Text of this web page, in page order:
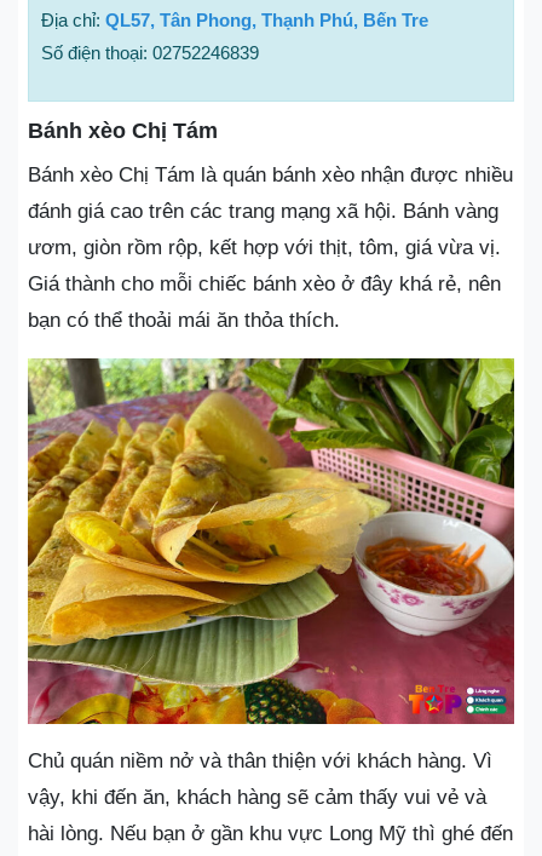
Địa chỉ: QL57, Tân Phong, Thạnh Phú, Bến Tre
Số điện thoại: 02752246839
Bánh xèo Chị Tám
Bánh xèo Chị Tám là quán bánh xèo nhận được nhiều
đánh giá cao trên các trang mạng xã hội. Bánh vàng
ươm, giòn rồm rộp, kết hợp với thịt, tôm, giá vừa vị.
Giá thành cho mỗi chiếc bánh xèo ở đây khá rẻ, nên
bạn có thể thoải mái ăn thỏa thích.
Chủ quán niềm nở và thân thiện với khách hàng. Vì
vậy, khi đến ăn, khách hàng sẽ cảm thấy vui vẻ và
hài lòng. Nếu bạn ở gần khu vực Long Mỹ thì ghé đến